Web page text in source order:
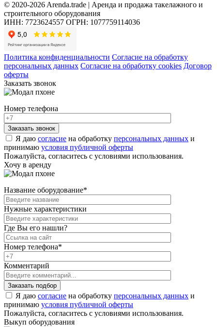
© 2020-2026 Arenda.trade | Аренда и продажа такелажного и
строительного оборудования
ИНН: 7723624557 ОГРН: 1077759114036
Политика конфиденциальности Согласие на обработку
персональных данных Согласие на обработку cookies Договор
оферты
Заказать звонок
Номер телефона
Я даю согласие на обработку персональных данных и
принимаю условия публичной оферты
Пожалуйста, согласитесь с условиями использования.
Хочу в аренду
Название оборудование*
Нужные характеристики
Где Вы его нашли?
Номер телефона*
Комментарий
Я даю согласие на обработку персональных данных и
принимаю условия публичной оферты
Пожалуйста, согласитесь с условиями использования.
Выкуп оборудования